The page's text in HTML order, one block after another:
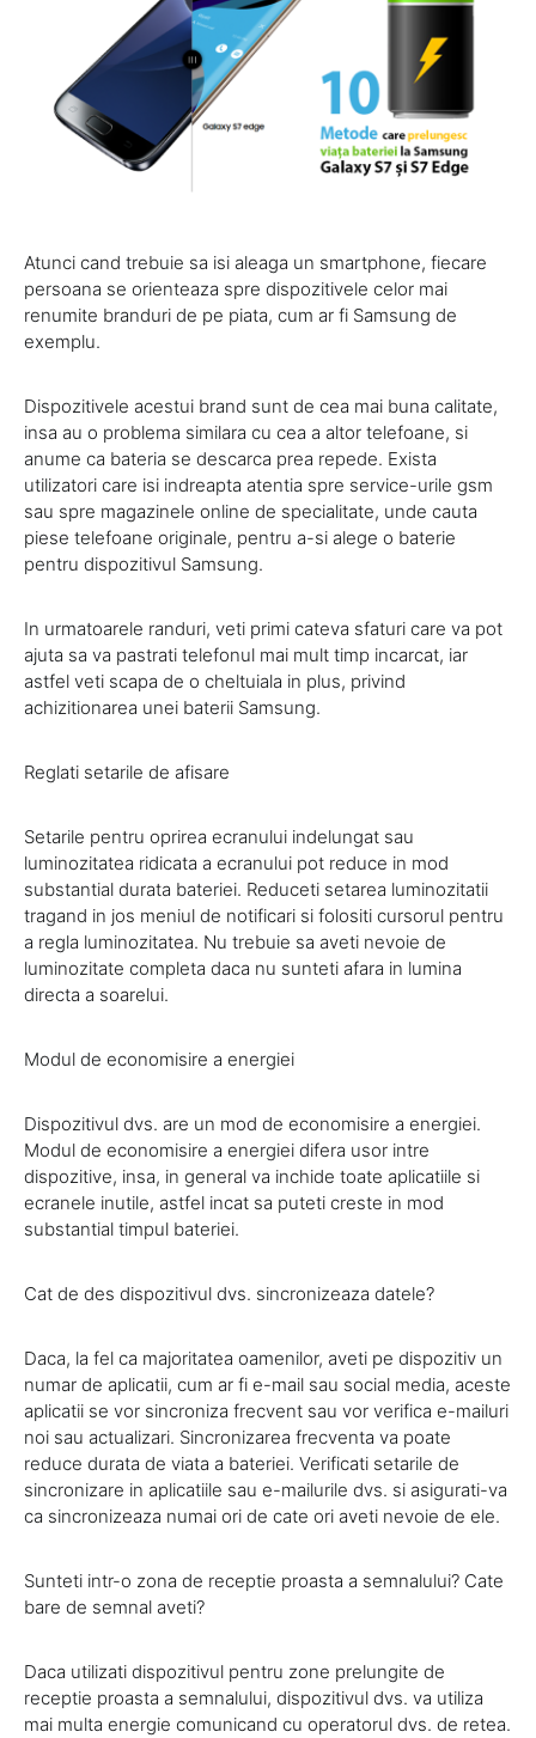
Atunci cand trebuie sa isi aleaga un smartphone, fiecare
persoana se orienteaza spre dispozitivele celor mai
renumite branduri de pe piata, cum ar fi Samsung de
exemplu.
Dispozitivele acestui brand sunt de cea mai buna calitate,
insa au o problema similara cu cea a altor telefoane, si
anume ca bateria se descarca prea repede. Exista
utilizatori care isi indreapta atentia spre service-urile gsm
sau spre magazinele online de specialitate, unde cauta
piese telefoane originale, pentru a-si alege o baterie
pentru dispozitivul Samsung.
In urmatoarele randuri, veti primi cateva sfaturi care va pot
ajuta sa va pastrati telefonul mai mult timp incarcat, iar
astfel veti scapa de o cheltuiala in plus, privind
achizitionarea unei baterii Samsung.
Reglati setarile de afisare
Setarile pentru oprirea ecranului indelungat sau
luminozitatea ridicata a ecranului pot reduce in mod
substantial durata bateriei. Reduceti setarea luminozitatii
tragand in jos meniul de notificari si folositi cursorul pentru
a regla luminozitatea. Nu trebuie sa aveti nevoie de
luminozitate completa daca nu sunteti afara in lumina
directa a soarelui.
Modul de economisire a energiei
Dispozitivul dvs. are un mod de economisire a energiei.
Modul de economisire a energiei difera usor intre
dispozitive, insa, in general va inchide toate aplicatiile si
ecranele inutile, astfel incat sa puteti creste in mod
substantial timpul bateriei.
Cat de des dispozitivul dvs. sincronizeaza datele?
Daca, la fel ca majoritatea oamenilor, aveti pe dispozitiv un
numar de aplicatii, cum ar fi e-mail sau social media, aceste
aplicatii se vor sincroniza frecvent sau vor verifica e-mailuri
noi sau actualizari. Sincronizarea frecventa va poate
reduce durata de viata a bateriei. Verificati setarile de
sincronizare in aplicatiile sau e-mailurile dvs. si asigurati-va
ca sincronizeaza numai ori de cate ori aveti nevoie de ele.
Sunteti intr-o zona de receptie proasta a semnalului? Cate
bare de semnal aveti?
Daca utilizati dispozitivul pentru zone prelungite de
receptie proasta a semnalului, dispozitivul dvs. va utiliza
mai multa energie comunicand cu operatorul dvs. de retea.